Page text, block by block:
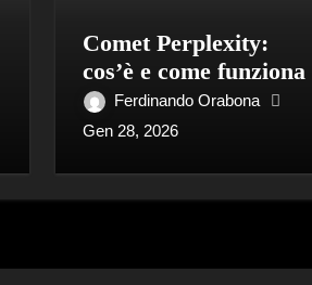
Comet Perplexity:
cos’è e come funziona
Ferdinando Orabona
Gen 28, 2026